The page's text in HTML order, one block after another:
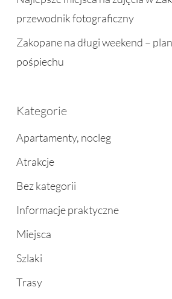
przewodnik fotograficzny
Zakopane na długi weekend –
pośpiechu
Kategorie
Apartamenty, nocleg
Atrakcje
Bez kategorii
Informacje praktyczne
Miejsca
Szlaki
Trasy